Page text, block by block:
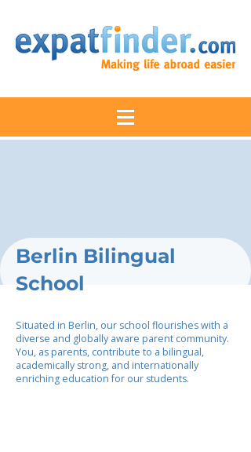
Berlin Bilingual
School
Situated in Berlin, our school flourishes with a
diverse and globally aware parent community.
You, as parents, contribute to a bilingual,
academically strong, and internationally
enriching education for our students.